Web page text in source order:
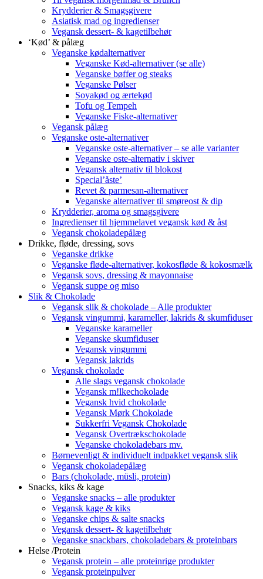
Krydderier & Smagsgivere
Asiatisk mad og ingredienser
Vegansk dessert- & kagetilbehør
‘Kød’ & pålæg
Veganske kødalternativer
Veganske Kød-alternativer (se alle)
Veganske bøffer og steaks
Veganske Pølser
Soyakød og ærtekød
Tofu og Tempeh
Veganske Fiske-alternativer
Vegansk pålæg
Veganske oste-alternativer
Veganske oste-alternativer – se alle varianter
Veganske oste-alternativ i skiver
Vegansk alternativ til blokost
Special’åste’
Revet & parmesan-alternativer
Veganske alternativer til smøreost & dip
Krydderier, aroma og smagsgivere
Ingredienser til hjemmelavet vegansk kød & åst
Vegansk chokoladepålæg
Drikke, fløde, dressing, sovs
Veganske drikke
Veganske fløde-alternativer, kokosfløde & kokosmælk
Vegansk sovs, dressing & mayonnaise
Vegansk suppe og miso
Slik & Chokolade
Vegansk slik & chokolade – Alle produkter
Vegansk vingummi, karameller, lakrids & skumfiduser
Veganske karameller
Veganske skumfiduser
Vegansk vingummi
Vegansk lakrids
Vegansk chokolade
Alle slags vegansk chokolade
Vegansk m!lkechokolade
Vegansk hvid chokolade
Vegansk Mørk Chokolade
Sukkerfri Vegansk Chokolade
Vegansk Overtrækschokolade
Veganske chokoladebars mv.
Børnevenligt & individuelt indpakket vegansk slik
Vegansk chokoladepålæg
Bars (chokolade, müsli, protein)
Snacks, kiks & kage
Veganske snacks – alle produkter
Vegansk kage & kiks
Veganske chips & salte snacks
Vegansk dessert- & kagetilbehør
Veganske snackbars, chokoladebars & proteinbars
Helse /Protein
Vegansk protein – alle proteinrige produkter
Vegansk proteinpulver